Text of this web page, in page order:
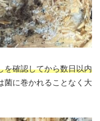
を確認してから数日以内
菌に巻かれることなく大